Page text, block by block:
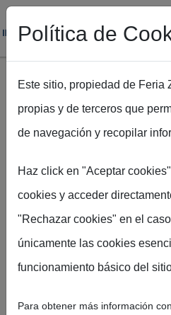
Pasar al contenido principal
Ruta de
Galería de
Accede al archivo visual
Política de
Este sitio, propiedad de Feria
propias y de terceros que
de navegación y recopilar
Haz click en "Aceptar
cookies y acceder
"Rechazar cookies" en el
únicamente las cookies
funcionamiento básico del
Para obtener más información